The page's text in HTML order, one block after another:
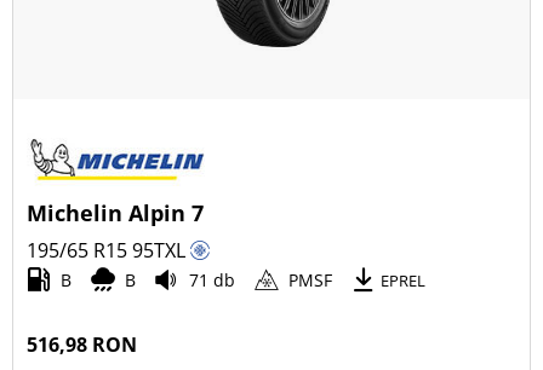
Michelin Alpin 7
195/65 R1595TXL
B B 71 db PMSF EPREL
516,98 RON